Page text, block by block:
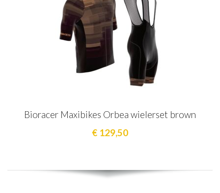
Bioracer Maxibikes Orbea wielerset brown
€ 129,50